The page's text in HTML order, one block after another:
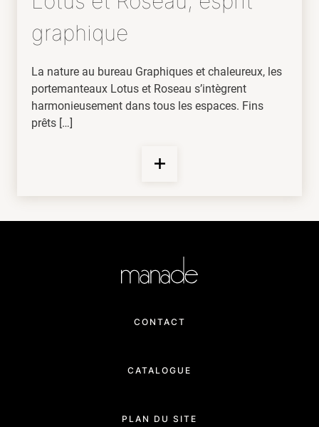
graphique
La nature au bureau Graphiques et chaleureux, les
portemanteaux Lotus et Roseau s’intègrent
harmonieusement dans tous les espaces. Fins
prêts […]
CONTACT
CATALOGUE
PLAN DU SITE